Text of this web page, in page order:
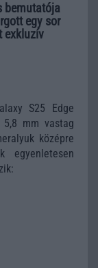
bemutatója
egy sor
exkluzív
S25 Edge
5,8 mm vastag
középre